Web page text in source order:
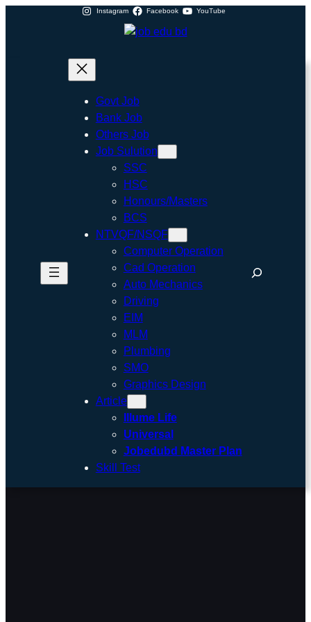
Instagram Facebook YouTube
Govt Job
Bank Job
Others Job
Job Sulution
SSC
HSC
Honours/Masters
BCS
NTVQF/NSQF
Computer Operation
Cad Operation
Auto Mechanics
Driving
EIM
MLM
Plumbing
SMO
Graphics Design
Article
Illume Life
Universal
Jobedubd Master Plan
Skill Test
Search